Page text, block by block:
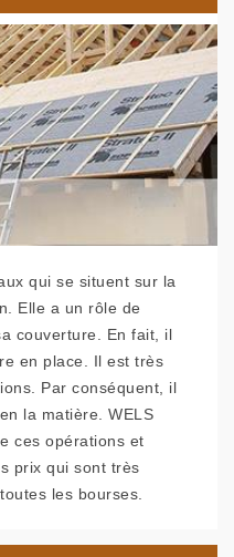
qui se situent sur la
Elle a un rôle de
couverture. En fait, il
en place. Il est très
Par conséquent, il
la matière. WELS
ces opérations et
prix qui sont très
les bourses.